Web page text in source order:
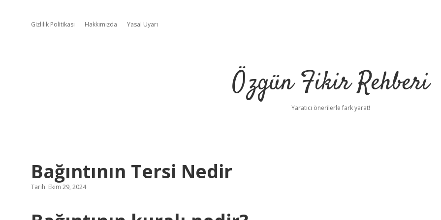
Gizlilik Politikası Hakkımızda Yasal Uyarı
Özgün Fikir Rehberi
Yaratıcı önerilerle fark yarat!
Bağıntının Tersi Nedir
Tarih: Ekim 29, 2024